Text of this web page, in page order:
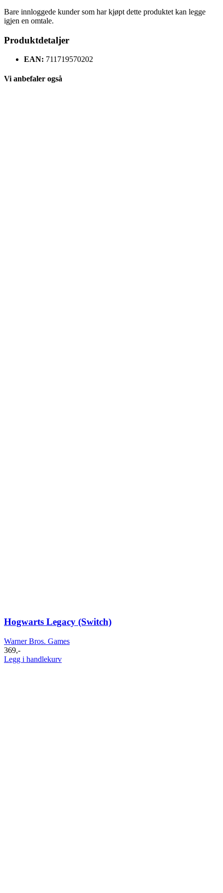
Bare innloggede kunder som har kjøpt dette produktet kan legge
igjen en omtale.
Produktdetaljer
EAN: 711719570202
Vi anbefaler også
Hogwarts Legacy (Switch)
Warner Bros. Games
369,-
Legg i handlekurv